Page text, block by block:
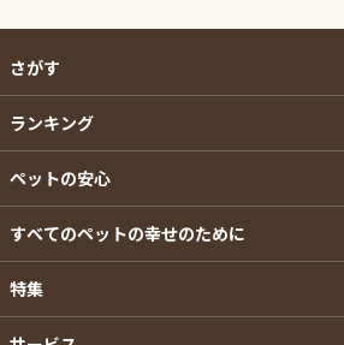
さがす
ランキング
ペットの安心
すべてのペットの幸せのために
特集